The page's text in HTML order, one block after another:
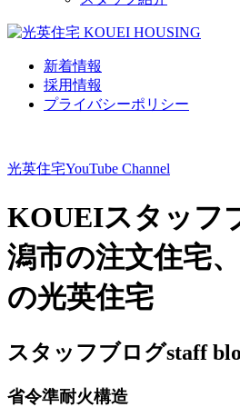
新着情報
採用情報
プライバシーポリシー
光英住宅YouTube Channel
KOUEIスタッフ
潟市の注文住宅
の光英住宅
スタッフブログstaff
省令準耐火構造